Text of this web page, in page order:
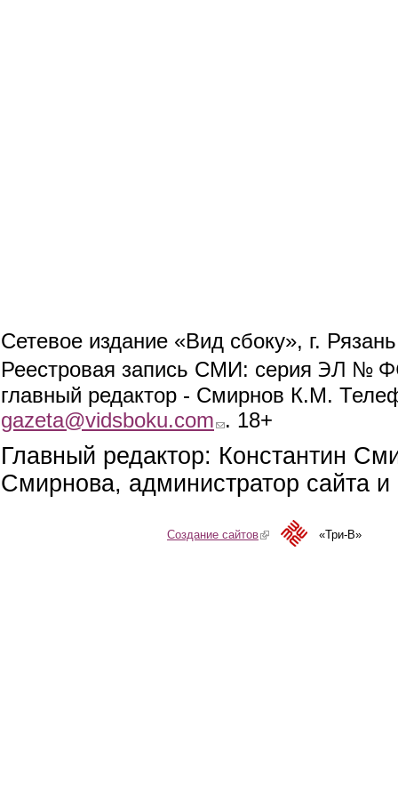
Сетевое издание «Вид сбоку», г.
Реестровая запись СМИ: серия ЭЛ №
главный редактор - Смирнов К.М.
gazeta@vidsboku.com (link sends e-mail)
. 18+
Главный редактор: Константин
Смирнова, администратор сайта
Создание сайтов(link is external)«Три-В»